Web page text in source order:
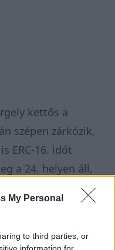
My Personal
to third parties, or
kettős a
szépen zárkózik,
ERC-16. időt
a 24. helyen áll,
foglalja el. Két
András, Deák
csak a vasárnap